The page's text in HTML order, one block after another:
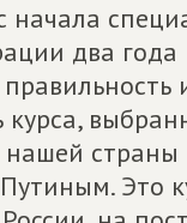
два года
курса,
страны
Это